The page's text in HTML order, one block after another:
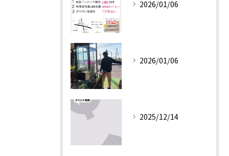
2026/01/06
2026/01/06
2025/12/14